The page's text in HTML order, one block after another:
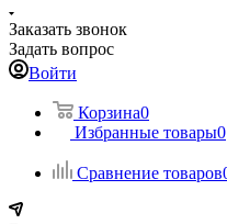
Заказать звонок
Задать вопрос
Войти
Корзина0
Избранные товары0
Сравнение товаров